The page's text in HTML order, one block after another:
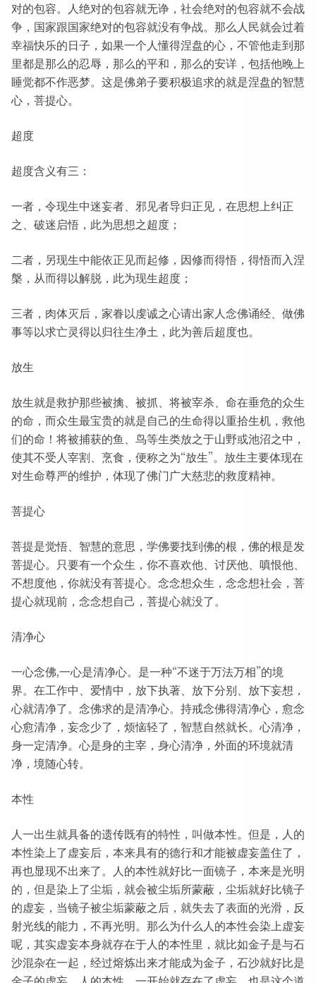
对的包容。人绝对的包容就无诤，社会绝对的包容就不会战
争，国家跟国家绝对的包容就没有争战。那么人民就会过着
幸福快乐的日子，如果一个人懂得涅盘的心，不管他走到那
里都是那么的忍辱，那么的平和，那么的安详，包括他晚上
睡觉都不作恶梦。这是佛弟子要积极追求的就是涅盘的智慧
心，菩提心。
超度
超度含义有三：
一者，令现生中迷妄者、邪见者导归正见，在思想上纠正
之、破迷启悟，此为思想之超度；
二者，另现生中能依正见而起修，因修而得悟，得悟而入涅
槃，从而得以解脱，此为现生超度；
三者，肉体灭后，家眷以虔诚之心请出家人念佛诵经、做佛
事等以求亡灵得以归往生净土，此为善后超度也。
放生
放生就是救护那些被擒、被抓、将被宰杀、命在垂危的众生
的命，而众生最宝贵的就是自己的生命得以重拾生机，救他
们的命！将被捕获的鱼、鸟等生类放之于山野或池沼之中，
使其不受人宰割、烹食，便称之为“放生”。放生主要体现在
对生命尊严的维护，体现了佛门广大慈悲的救度精神。
菩提心
菩提是觉悟、智慧的意思，学佛要找到佛的根，佛的根是发
菩提心。只要有一个众生，你不喜欢他、讨厌他、嗔恨他、
不想度他，你就没有菩提心。念念想众生，念念想社会，菩
提心就现前，念念想自己，菩提心就没了。
清净心
一心念佛,一心是清净心。是一种“不迷于万法万相”的境
界。在工作中、爱情中，放下执著、放下分别、放下妄想，
心就清净了。念佛求的是清净心。持戒念佛得清净心，愈念
心愈清净，妄念少了，烦恼轻了，智慧自然就长。心清净，
身一定清净。心是身的主宰，身心清净，外面的环境就清
净，境随心转。
本性
人一出生就具备的遗传既有的特性，叫做本性。但是，人的
本性染上了虚妄后，本来具有的德行和才能被虚妄盖住了，
再也显现不出来了。人的本性就好比一面镜子，本来是光明
的，但是染上了尘垢，就会被尘垢所蒙蔽，尘垢就好比镜子
的虚妄，当镜子被尘垢蒙蔽之后，就失去了表面的光滑，反
射光线的能力，不再光明。那么为什么人的本性会染上虚妄
呢，其实虚妄本身就存在于人的本性里，就比如金子是与石
沙混杂在一起，经过熔炼出来才能成为金子，石沙就好比是